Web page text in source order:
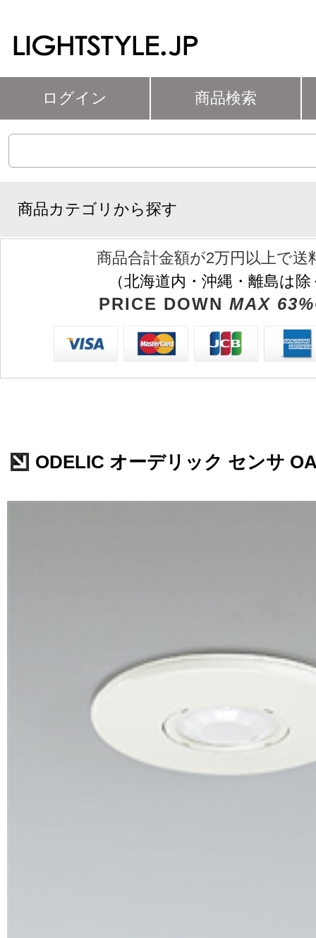
ログイン 商品検索
商品カテゴリから探す
商品合計金額が2万円以上で送
（北海道内・沖縄・離島は
PRICE DOWN MAX
ODELIC オーデリック センサ